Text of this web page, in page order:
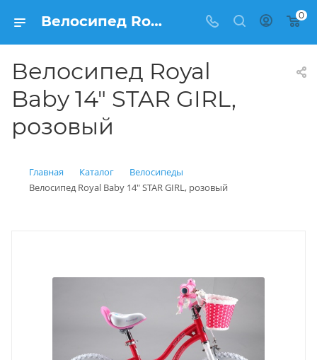
Велосипед Royal Baby 14" STAR GIRL, розовый купить в Балашихе, цены 0
Велосипед Royal
Baby 14" STAR GIRL,
розовый
Главная Каталог
Велосипеды
Велосипед Royal Baby 14" STAR GIRL, розовый